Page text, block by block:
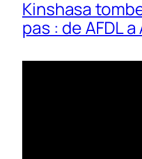
Kinshasa
pas : de AFDL a